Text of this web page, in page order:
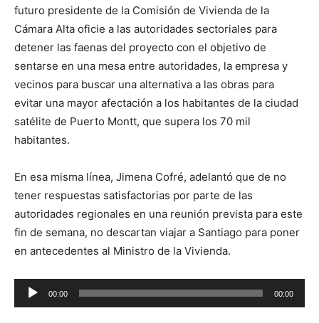
futuro presidente de la Comisión de Vivienda de la
Cámara Alta oficie a las autoridades sectoriales para
detener las faenas del proyecto con el objetivo de
sentarse en una mesa entre autoridades, la empresa y
vecinos para buscar una alternativa a las obras para
evitar una mayor afectación a los habitantes de la ciudad
satélite de Puerto Montt, que supera los 70 mil
habitantes.
En esa misma línea, Jimena Cofré, adelantó que de no
tener respuestas satisfactorias por parte de las
autoridades regionales en una reunión prevista para este
fin de semana, no descartan viajar a Santiago para poner
en antecedentes al Ministro de la Vivienda.
Reproductor
de
00:00 00:00